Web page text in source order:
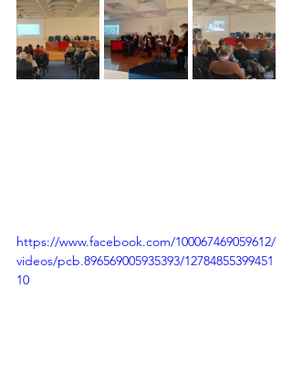
https://www.facebook.com/100067469059612/
videos/pcb.896569005935393/12784855399451
10